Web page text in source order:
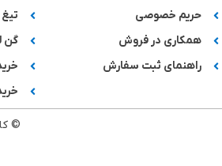
حریم خصوصی
همکاری در فروش
راهنمای ثبت سفارش
گن
©